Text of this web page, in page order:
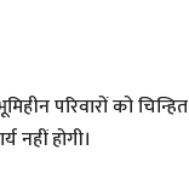
परिवारों को चिन्हित
नहीं होगी।